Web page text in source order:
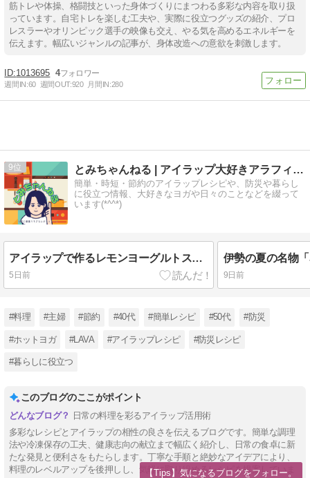
筋トレや体操、格闘技といった身体づくりにまつわる多彩な内容を取り扱
っています。自宅トレを楽しむ工夫や、実際に役立つグッズの紹介、プロ
レスラーやオリンピック選手の映像も交え、やる気を高めるエネルギーを
伝えます。幅広いジャンルの記事が、身体改造への意欲を刺激します。
1013695 4
週間IN:60 週間OUT:920 月間IN:280
9 とみちゃんねる | アイラップ大好きアラフィフ主婦
簡単・時短・節約のアイラップレシピや、防災や暮らし
に役立つ情報、大好きなヨガや日々のことなどを綴って
います(*^^*)
アイラップで作るレモンヨーグルトスイーツ｜食べられるひまわりがかわいい簡単レシピ（64）
5日前 9日前
#料理 #主婦 #節約 #40代 #簡単レシピ #50代 #防災
#ホットヨガ #LAVA #アイラップレシピ #防災レシピ
#暮らしに役立つ
このブログのここがポイント
日常の料理を彩るアイラップ活用術
多彩なレシピとアイラップの相性の良さを伝えるブログです。簡単な調理
法や冷凍保存の工夫、健康志向の献立まで幅広く紹介し、日常の食卓に新
たな発見と便利さをもたらします。丁寧な手順と絶妙なアイデアにより、
料理のレベルアップを後押しし、気軽に取り組めるレシピを提案していま
【Tips】気になるブログをフォロー。